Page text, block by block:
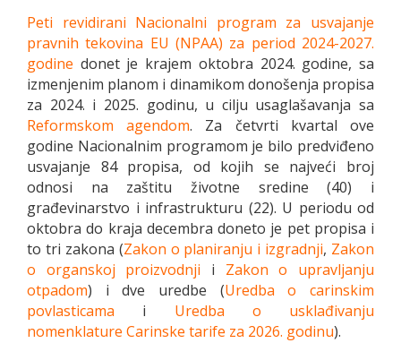
Peti revidirani Nacionalni program za usvajanje
pravnih tekovina EU (NPAA) za period 2024-2027.
godine donet je krajem oktobra 2024. godine, sa
izmenjenim planom i dinamikom donošenja propisa
za 2024. i 2025. godinu, u cilju usaglašavanja sa
Reformskom agendom. Za četvrti kvartal ove
godine Nacionalnim programom je bilo predviđeno
usvajanje 84 propisa, od kojih se najveći broj
odnosi na zaštitu životne sredine (40) i
građevinarstvo i infrastrukturu (22). U periodu od
oktobra do kraja decembra doneto je pet propisa i
to tri zakona (Zakon o planiranju i izgradnji, Zakon
o organskoj proizvodnji i Zakon o upravljanju
otpadom) i dve uredbe (Uredba o carinskim
povlasticama i Uredba o usklađivanju
nomenklature Carinske tarife za 2026. godinu).